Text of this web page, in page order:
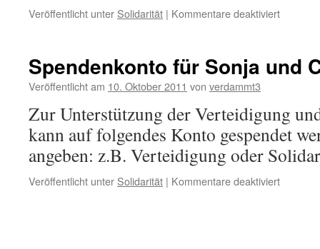
Veröffentlicht unter Solidarität | Kommentare deaktiviertfür
in
Fotos
Spendenkonto für Sonja und
Veröffentlicht am 10. Oktober 2011 von verdammt3
Zur Unterstützung der Verteidigung
kann auf folgendes Konto gespendet
angeben: z.B. Verteidigung oder
Veröffentlicht unter Solidarität | Kommentare deaktiviertfür